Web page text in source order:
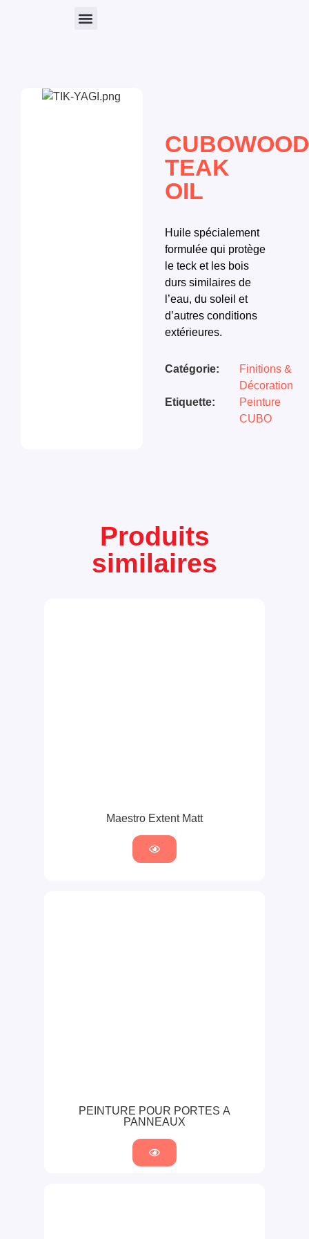
CUBOWOOD
TEAK
OIL
Huile spécialement
formulée qui protège
le teck et les bois
durs similaires de
l’eau, du soleil et
d’autres conditions
extérieures.
Catégorie:
Finitions &
Décoration
Etiquette:
Peinture
CUBO
Produits
similaires
Maestro Extent Matt
PEINTURE POUR PORTES À
PANNEAUX